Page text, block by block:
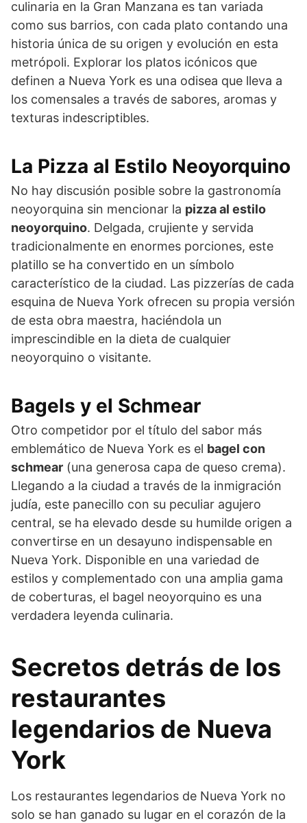
culinaria en la Gran Manzana es tan variada
como sus barrios, con cada plato contando una
historia única de su origen y evolución en esta
metrópoli. Explorar los platos icónicos que
definen a Nueva York es una odisea que lleva a
los comensales a través de sabores, aromas y
texturas indescriptibles.
La Pizza al Estilo Neoyorquino
No hay discusión posible sobre la gastronomía
neoyorquina sin mencionar la pizza al estilo
neoyorquino. Delgada, crujiente y servida
tradicionalmente en enormes porciones, este
platillo se ha convertido en un símbolo
característico de la ciudad. Las pizzerías de cada
esquina de Nueva York ofrecen su propia versión
de esta obra maestra, haciéndola un
imprescindible en la dieta de cualquier
neoyorquino o visitante.
Bagels y el Schmear
Otro competidor por el título del sabor más
emblemático de Nueva York es el bagel con
schmear (una generosa capa de queso crema).
Llegando a la ciudad a través de la inmigración
judía, este panecillo con su peculiar agujero
central, se ha elevado desde su humilde origen a
convertirse en un desayuno indispensable en
Nueva York. Disponible en una variedad de
estilos y complementado con una amplia gama
de coberturas, el bagel neoyorquino es una
verdadera leyenda culinaria.
Secretos detrás de los
restaurantes
legendarios de Nueva
York
Los restaurantes legendarios de Nueva York no
solo se han ganado su lugar en el corazón de la